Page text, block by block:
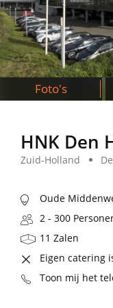
Foto's
HNK Den
Zuid-Holland
Oude
2 - 300
11 Zalen
Eigen catering
Toon mij het